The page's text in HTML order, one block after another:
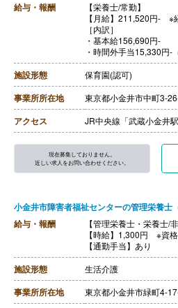
給与・報酬
【栄養士/常勤】
【月給】211,520円- ※
［内訳］
・基本給156,690円-
・時間外手当15,330円-
給）
・資格手当15,000円
・処遇改善手当15,000円
・その他手当9,500円
【賞与】年3回（7月・
変動あり
※それぞれの賞与に合わ
【通勤手当】あり（全額
【昇給】あり（年1回）
【退職金】あり
施設形態 保育園(認可)
事業所所在地 東京都小金井市中町3-
アクセス JR中央線「武蔵小金井
現在募集しておりません。
近しい求人をお問い合わせください。
小金井市障害者福祉センターの管理栄養士
給与・報酬
【管理栄養士・栄養士/
【時給】1,300円 ※資
【通勤手当】あり
施設形態 生活介護
事業所所在地 東京都小金井市緑町4-